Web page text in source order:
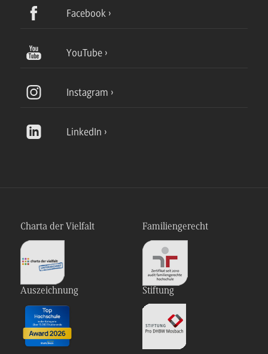
Facebook
YouTube
Instagram
LinkedIn
Charta der Vielfalt Familiengerecht
Auszeichnung Stiftung